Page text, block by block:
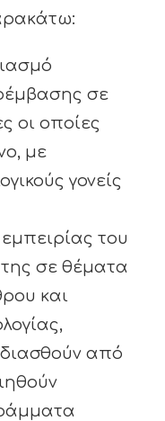
σε
οι οποίες
με
γονείς
του
σε θέματα
και
από